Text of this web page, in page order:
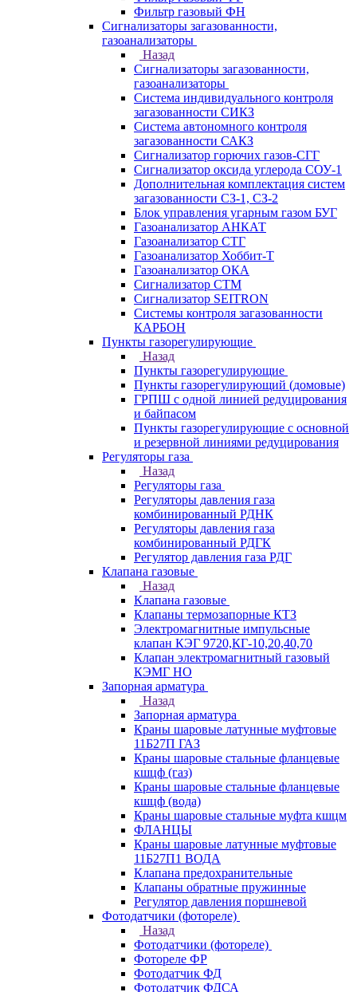
Фильтр газовый ФН
Сигнализаторы загазованности,
газоанализаторы
Назад
Сигнализаторы загазованности,
газоанализаторы
Система индивидуального контроля
загазованности СИКЗ
Система автономного контроля
загазованности САКЗ
Сигнализатор горючих газов-СГГ
Сигнализатор оксида углерода СОУ-1
Дополнительная комплектация систем
загазованности СЗ-1, СЗ-2
Блок управления угарным газом БУГ
Газоанализатор АНКАТ
Газоанализатор СТГ
Газоанализатор Хоббит-Т
Газоанализатор ОКА
Сигнализатор СТМ
Сигнализатор SEITRON
Системы контроля загазованности
КАРБОН
Пункты газорегулирующие
Назад
Пункты газорегулирующие
Пункты газорегулирующий (домовые)
ГРПШ с одной линией редуцирования
и байпасом
Пункты газорегулирующие с основной
и резервной линиями редуцирования
Регуляторы газа
Назад
Регуляторы газа
Регуляторы давления газа
комбинированный РДНК
Регуляторы давления газа
комбинированный РДГК
Регулятор давления газа РДГ
Клапана газовые
Назад
Клапана газовые
Клапаны термозапорные КТЗ
Электромагнитные импульсные
клапан КЭГ 9720,КГ-10,20,40,70
Клапан электромагнитный газовый
КЭМГ НО
Запорная арматура
Назад
Запорная арматура
Краны шаровые латунные муфтовые
11Б27П ГАЗ
Краны шаровые стальные фланцевые
кшцф (газ)
Краны шаровые стальные фланцевые
кшцф (вода)
Краны шаровые стальные муфта кшцм
ФЛАНЦЫ
Краны шаровые латунные муфтовые
11Б27П1 ВОДА
Клапана предохранительные
Клапаны обратные пружинные
Регулятор давления поршневой
Фотодатчики (фотореле)
Назад
Фотодатчики (фотореле)
Фотореле ФР
Фотодатчик ФД
Фотодатчик ФДСА